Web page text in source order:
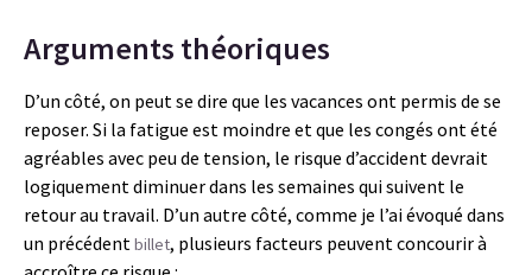
Arguments théoriques
D’un côté, on peut se dire que les vacances ont permis de se
reposer. Si la fatigue est moindre et que les congés ont été
agréables avec peu de tension, le risque d’accident devrait
logiquement diminuer dans les semaines qui suivent le
retour au travail. D’un autre côté, comme je l’ai évoqué dans
un précédentbillet, plusieurs facteurs peuvent concourir à